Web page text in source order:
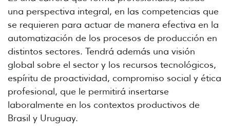
una perspectiva integral, en las competencias que
se requieren para actuar de manera efectiva en la
automatización de los procesos de producción en
distintos sectores. Tendrá además una visión
global sobre el sector y los recursos tecnológicos,
espíritu de proactividad, compromiso social y ética
profesional, que le permitirá insertarse
laboralmente en los contextos productivos de
Brasil y Uruguay.